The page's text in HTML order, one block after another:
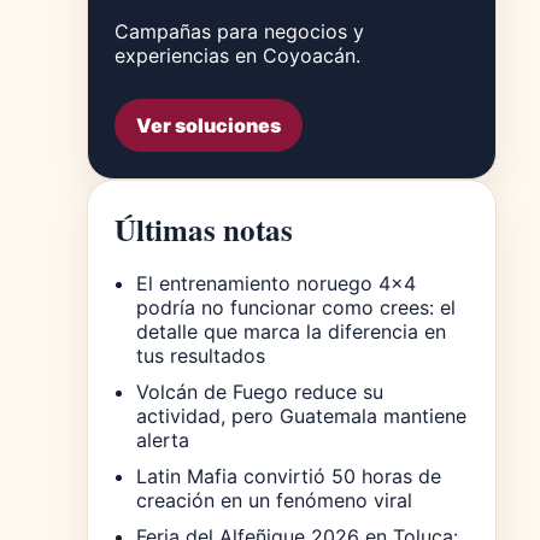
Campañas para negocios y
experiencias en Coyoacán.
Ver soluciones
Últimas notas
El entrenamiento noruego 4×4
podría no funcionar como crees: el
detalle que marca la diferencia en
tus resultados
Volcán de Fuego reduce su
actividad, pero Guatemala mantiene
alerta
Latin Mafia convirtió 50 horas de
creación en un fenómeno viral